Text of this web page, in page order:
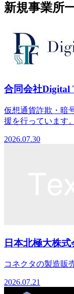
新規事業所
合同会社Digital
仮想通貨詐欺・暗
援を行っています
2026.07.30
日本北極大株式
コネクタの製造販
2026.07.21